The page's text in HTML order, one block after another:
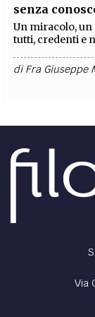
senza
Un miracolo,
tutti, credenti e
diFra Giuseppe
domande
Una delle figure
Ponzio Pilato.
Fra Giuseppe
La vita di San
Fra